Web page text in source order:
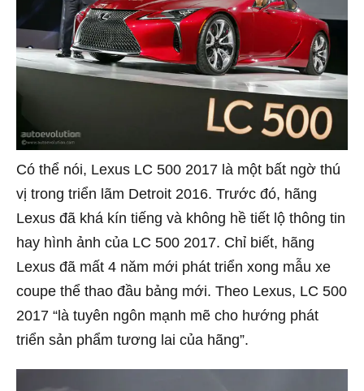
Có thể nói, Lexus LC 500 2017 là một bất ngờ thú
vị trong triển lãm Detroit 2016. Trước đó, hãng
Lexus đã khá kín tiếng và không hề tiết lộ thông tin
hay hình ảnh của LC 500 2017. Chỉ biết, hãng
Lexus đã mất 4 năm mới phát triển xong mẫu xe
coupe thể thao đầu bảng mới. Theo Lexus, LC 500
2017 “là tuyên ngôn mạnh mẽ cho hướng phát
triển sản phẩm tương lai của hãng”.